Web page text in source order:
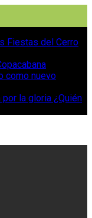
Fiestas del Cerro
como nuevo
la gloria ¿Quién